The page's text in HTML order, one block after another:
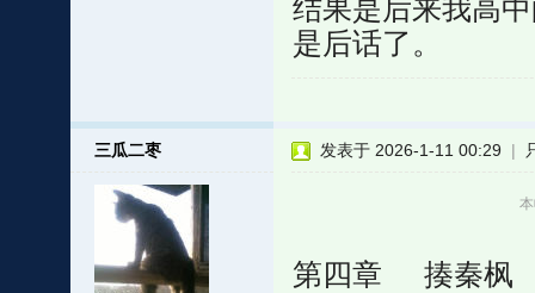
结果是后来我高
是后话了。
三瓜二枣 发表于 2026-1-11 00:29 |
第四章 揍秦枫